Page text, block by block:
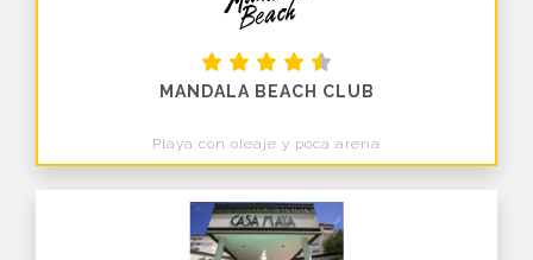
MANDALA BEACH CLUB
Playa con oleaje y poca arena